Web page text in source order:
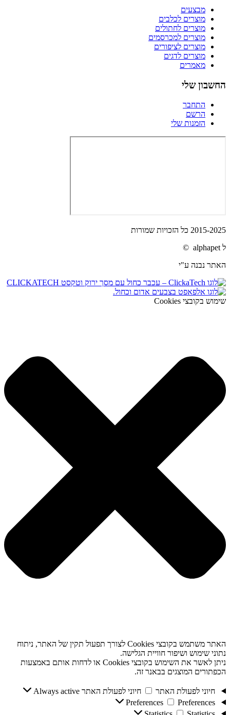
מבצעים
מוצרים לכלבים
מוצרים לחתולים
מוצרים למכרסמים
מוצרים לציפורים
מוצרים לדגים
מאמרים
החשבון שלי
התחבר
הרשם
הזמנות שלי
2015-2025 כל הזכויות שמורות
ל alphapet ©
האתר נבנה ע"י
שימוש בקובצי Cookies
האתר משתמש בקובצי Cookies לצורך תפעול תקין של האתר, ניתוח
נתוני שימוש ושיפור חוויית הגלישה.
ניתן לאשר את השימוש בקובצי Cookies או לדחות אותם באמצעות
הכפתורים המוצגים בבאנר זה.
חיוני לפעולת האתר חיוני לפעולת האתר Always active
Preferences
Preferences